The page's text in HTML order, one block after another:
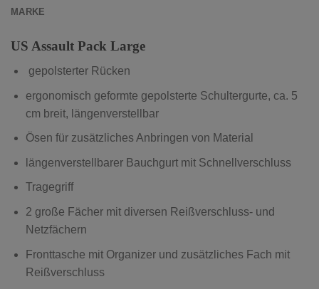
MARKE
US Assault Pack Large
gepolsterter Rücken
ergonomisch geformte gepolsterte Schultergurte, ca. 5
cm breit, längenverstellbar
Ösen für zusätzliches Anbringen von Material
längenverstellbarer Bauchgurt mit Schnellverschluss
Tragegriff
2 große Fächer mit diversen Reißverschluss- und
Netzfächern
Fronttasche mit Organizer und zusätzliches Fach mit
Reißverschluss